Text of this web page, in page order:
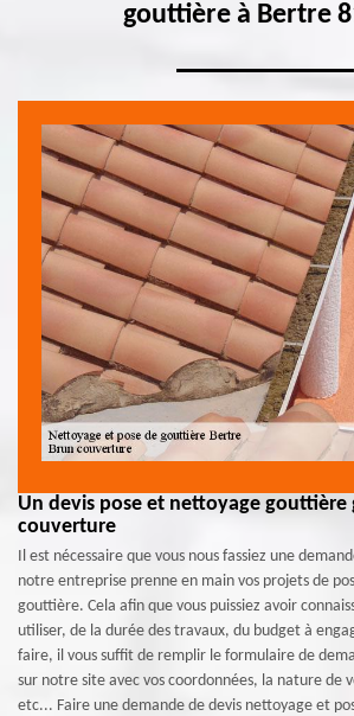
gouttière à Bertre
Un devis pose et nettoyage gouttière
couverture
Il est nécessaire que vous nous fassiez une
notre entreprise prenne en main vos projets de
gouttière. Cela afin que vous puissiez avoir
utiliser, de la durée des travaux, du budget à
faire, il vous suffit de remplir le formulaire de
sur notre site avec vos coordonnées, la nature de
etc... Faire une demande de devis nettoyage et